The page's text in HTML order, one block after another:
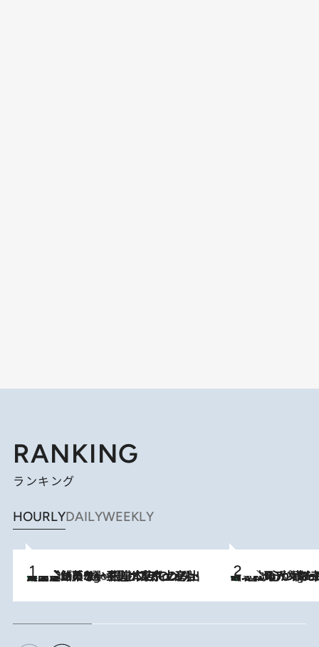
RANKING
ランキング
HOURLYDAILYWEEKLY
2 Hours Ago
【間違いのない王道・東京土産】資生堂パーラー 銀座本店でのみ出会える銘菓5選《極上プディング・濃厚チーズケーキ・ボンボンショコラほか》 2 Hours Ago
《北欧の人々の幸福度が高いのは…》元デンマーク親善大使が出会った“心が満たされる暮らし”「いいかげんにヒュッゲしなさい！」